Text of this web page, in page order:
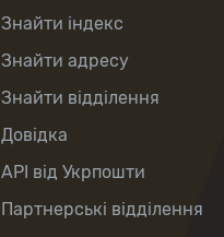
Знайти індекс
Знайти адресу
Знайти відділення
Довідка
API від Укрпошти
Партнерські відділення